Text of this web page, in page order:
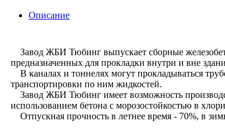
Описание
Завод ЖБИ Тюбинг выпускает сборные
предназначенных для прокладки внутри и вне
В каналах и тоннелях могут прокладываться
транспортировки по ним жидкостей.
Завод ЖБИ Тюбинг имеет возможность
использованием бетона с морозостойкостью в
Отпускная прочность в летнее время - 70%, в